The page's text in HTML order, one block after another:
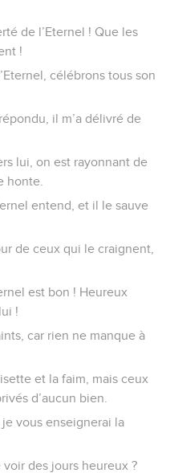
de l’Eternel ! Que les
!
célébrons tous son
il m’a délivré de
lui, on est rayonnant de
honte.
entend, et il le sauve
de ceux qui le craignent,
est bon ! Heureux
!
car rien ne manque à
et la faim, mais ceux
d’aucun bien.
vous enseignerai la
des jours heureux ?